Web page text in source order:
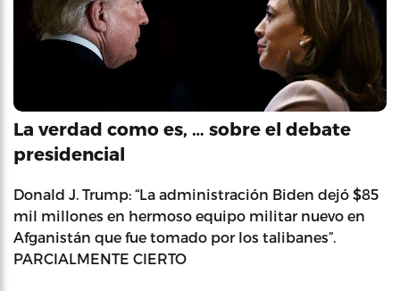
La verdad como es, … sobre el debate
presidencial
Donald J. Trump: “La administración Biden dejó $85
mil millones en hermoso equipo militar nuevo en
Afganistán que fue tomado por los talibanes”.
PARCIALMENTE CIERTO